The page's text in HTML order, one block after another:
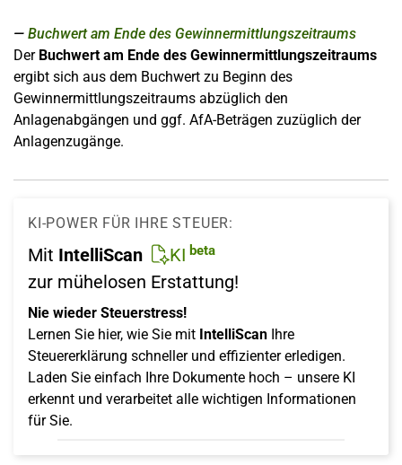
Buchwert am Ende des Gewinnermittlungszeitraums
Der Buchwert am Ende des Gewinnermittlungszeitraums
ergibt sich aus dem Buchwert zu Beginn des
Gewinnermittlungszeitraums abzüglich den
Anlagenabgängen und ggf. AfA-Beträgen zuzüglich der
Anlagenzugänge.
KI-POWER FÜR IHRE STEUER:
Mit IntelliScan KI beta
zur mühelosen Erstattung!
Nie wieder Steuerstress!
Lernen Sie hier, wie Sie mit IntelliScan Ihre
Steuererklärung schneller und effizienter erledigen.
Laden Sie einfach Ihre Dokumente hoch – unsere KI
erkennt und verarbeitet alle wichtigen Informationen
für Sie.